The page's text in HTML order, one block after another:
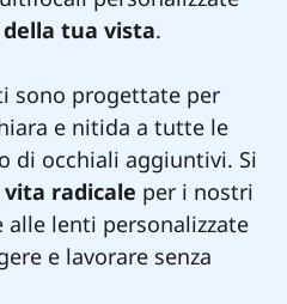
tua vista.
sono progettate per
e nitida a tutte le
di occhiali aggiuntivi. Si
radicale per i nostri
alle lenti personalizzate
e lavorare senza